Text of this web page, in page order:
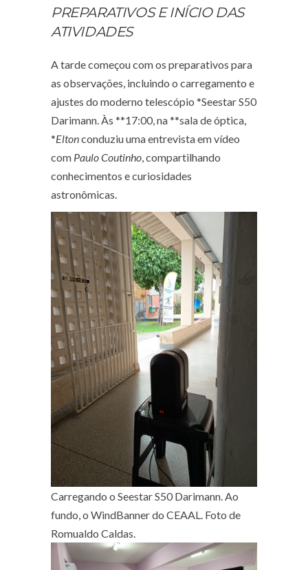
PREPARATIVOS E INÍCIO DAS
ATIVIDADES
A tarde começou com os preparativos para
as observações, incluindo o carregamento e
ajustes do moderno telescópio *Seestar S50
Darimann. Às **17:00, na **sala de óptica,
*Eltonconduziu uma entrevista em vídeo
com Paulo Coutinho, compartilhando
conhecimentos e curiosidades
astronômicas.
Carregando o Seestar S50 Darimann. Ao
fundo, o WindBanner do CEAAL. Foto de
Romualdo Caldas.